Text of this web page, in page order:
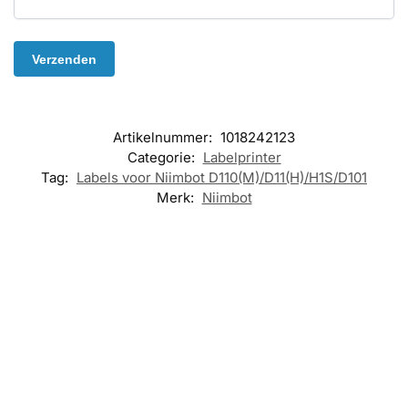
Artikelnummer: 1018242123
Categorie: Labelprinter
Tag: Labels voor Niimbot D110(M)/D11(H)/H1S/D101
Merk: Niimbot